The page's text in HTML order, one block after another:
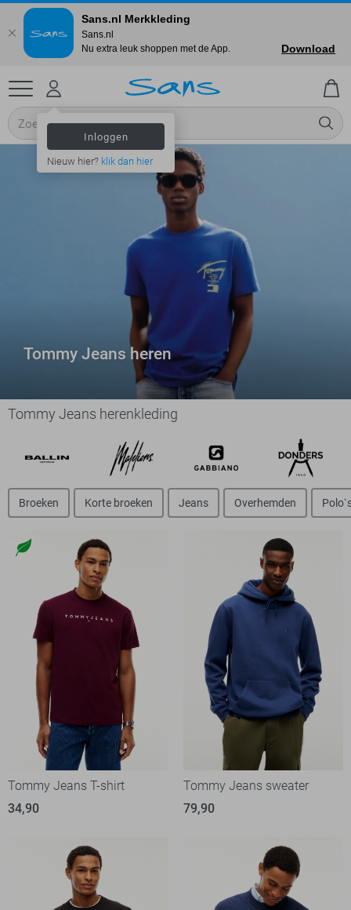
Inloggen
Nieuw hier? klik dan hier
Tommy Jeans heren
Tommy Jeans herenkleding
Broeken Korte broeken Jeans Overhemden
Tommy Jeans T-shirt
34,90
Tommy Jeans sweater
79,90
Sans.nl Merkkleding
Sans.nl
Nu extra leuk shoppen met de App.
Download